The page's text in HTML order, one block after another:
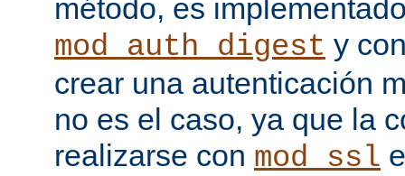
método, es
mod_auth_digest y
crear una autenticación
no es el caso, ya que la
realizarse con mod_ssl